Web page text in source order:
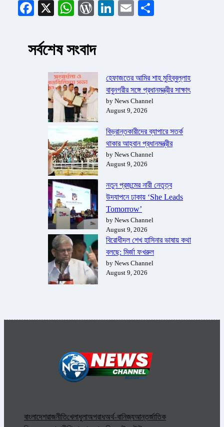
Facebook
X WhatsApp
WordPress
LinkedIn
Email
সর্বশেষ সংবাদ
হেফাজতের আমির শাহ মুহিব্বুল্লাহ
বাবুনগরীর সঙ্গে প্রধানমন্ত্রীর সাক্ষাৎ
by News Channel
August 9, 2026
বিভ্রান্তকারীদের ব্যাপারে সতর্ক
থাকার আহ্বান প্রধানমন্ত্রীর
by News Channel
August 9, 2026
নতুন প্রজন্মের নারী নেতৃত্ব
উদযাপনে ঢাকায় ‘She Leads
Tomorrow’
by News Channel
August 9, 2026
বিরোধীদল শেখ হাসিনার ভাষায় কথা
বলছে: মির্জা ফখরুল
by News Channel
August 9, 2026
বাংলাদেশরাজনীতিখেলাধুলাঅপরাধঅর্থ-বানিজ্যআন্তর্জাতিক